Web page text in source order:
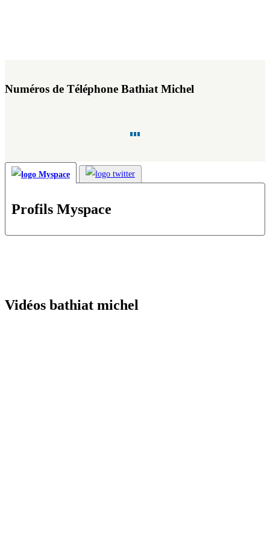
Numéros de Téléphone Bathiat Michel
Profils Myspace
Vidéos bathiat michel